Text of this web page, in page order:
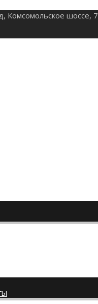
Комсомольское шоссе, 7